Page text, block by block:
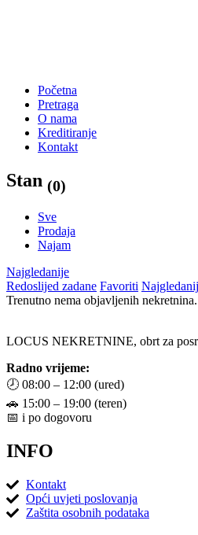
Početna
Pretraga
O nama
Kreditiranje
Kontakt
Stan (0)
Sve
Prodaja
Najam
Najgledanije
Redoslijed zadane Favoriti
Trenutno nema objavljenih nekretnina.
LOCUS NEKRETNINE, obrt za
Radno vrijeme:
🕗 08:00 – 12:00 (ured)
🚗 15:00 – 19:00 (teren)
📅 i po dogovoru
INFO
Kontakt
Opći uvjeti poslovanja
Zaštita osobnih podataka